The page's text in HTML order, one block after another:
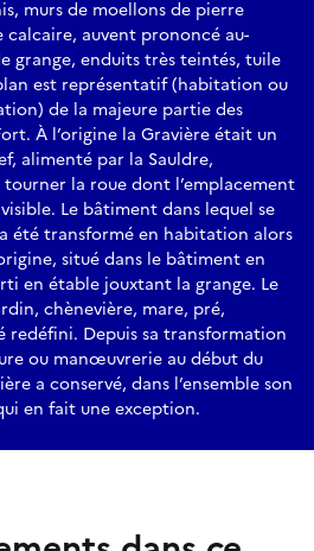
murs de moellons de pierre
calcaire, auvent prononcé au-
grange, enduits très teintés, tuile
est représentatif (habitation ou
de la majeure partie des
À l’origine la Gravière était un
alimenté par la Sauldre,
la roue dont l’emplacement
Le bâtiment dans lequel se
été transformé en habitation alors
situé dans le bâtiment en
en étable jouxtant la grange. Le
chènevière, mare, pré,
redéfini. Depuis sa transformation
ou manœuvrerie au début du
a conservé, dans l’ensemble son
en fait une exception.